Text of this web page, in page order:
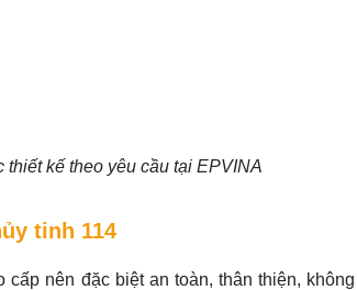
kế theo yêu cầu tại EPVINA
tinh 114
nên đặc biệt an toàn, thân thiện,